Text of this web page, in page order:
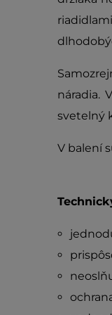
náradia.
svetelný
V balení